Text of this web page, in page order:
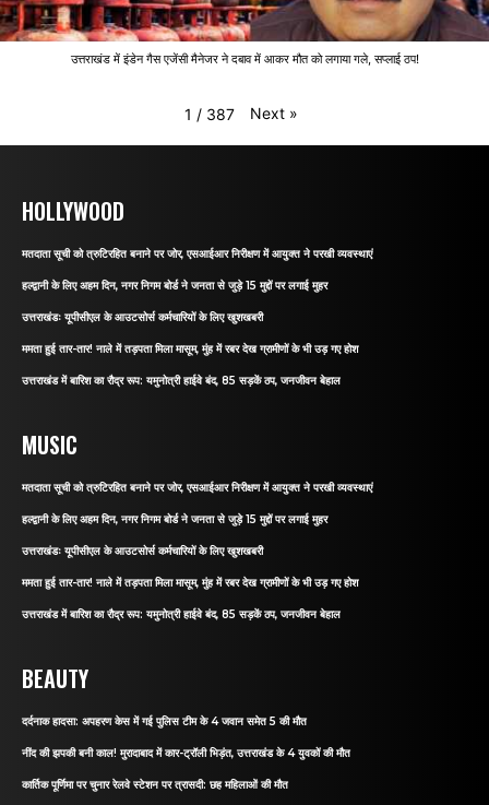
उत्तराखंड में इंडेन गैस एजेंसी मैनेजर ने दबाव में आकर मौत को लगाया गले, सप्लाई ठप!
1 / 387 Next »
HOLLYWOOD
मतदाता सूची को त्रुटिरहित बनाने पर जोर, एसआईआर निरीक्षण में आयुक्त ने परखी व्यवस्थाएं
हल्द्वानी के लिए अहम दिन, नगर निगम बोर्ड ने जनता से जुड़े 15 मुद्दों पर लगाई मुहर
उत्तराखंडः यूपीसीएल के आउटसोर्स कर्मचारियों के लिए खुशखबरी
ममता हुई तार-तार! नाले में तड़पता मिला मासूम, मुंह में रबर देख ग्रामीणों के भी उड़ गए होश
उत्तराखंड में बारिश का रौद्र रूप: यमुनोत्री हाईवे बंद, 85 सड़कें ठप, जनजीवन बेहाल
MUSIC
मतदाता सूची को त्रुटिरहित बनाने पर जोर, एसआईआर निरीक्षण में आयुक्त ने परखी व्यवस्थाएं
हल्द्वानी के लिए अहम दिन, नगर निगम बोर्ड ने जनता से जुड़े 15 मुद्दों पर लगाई मुहर
उत्तराखंडः यूपीसीएल के आउटसोर्स कर्मचारियों के लिए खुशखबरी
ममता हुई तार-तार! नाले में तड़पता मिला मासूम, मुंह में रबर देख ग्रामीणों के भी उड़ गए होश
उत्तराखंड में बारिश का रौद्र रूप: यमुनोत्री हाईवे बंद, 85 सड़कें ठप, जनजीवन बेहाल
BEAUTY
दर्दनाक हादसा: अपहरण केस में गई पुलिस टीम के 4 जवान समेत 5 की मौत
नींद की झपकी बनी काल! मुरादाबाद में कार-ट्रॉली भिड़ंत, उत्तराखंड के 4 युवकों की मौत
कार्तिक पूर्णिमा पर चुनार रेलवे स्टेशन पर त्रासदी: छह महिलाओं की मौत